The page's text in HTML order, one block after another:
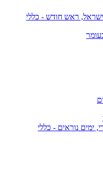
ראש חודש - כללי
ימים נוראים - כללי